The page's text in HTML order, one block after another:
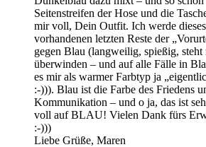
Seitenstreifen der Hose und die
mir voll, Dein Outfit. Ich werde
vorhandenen letzten Reste der
gegen Blau (langweilig, spießig,
überwinden – und auf alle Fälle in
es mir als warmer Farbtyp ja
:-))). Blau ist die Farbe des Friedens
Kommunikation – und o ja, das ist
voll auf BLAU! Vielen Dank fürs
:-)))
Liebe Grüße, Maren